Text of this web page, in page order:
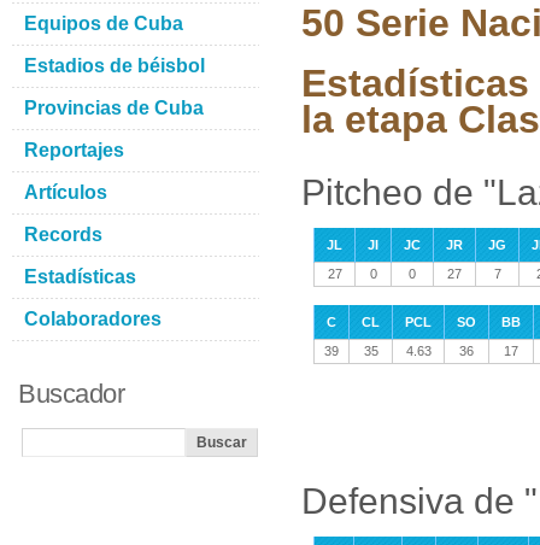
50 Serie
Estadísticas
la etapa
Pitcheo de
JL JI JC JR JG
27
0 0 27 7
C CL PCL SO
BB
39
35 4.63 36 17
Defensiva de
Equipos de Cuba
Estadios de béisbol
Provincias de Cuba
Reportajes
Artículos
Records
Estadísticas
Colaboradores
Buscador